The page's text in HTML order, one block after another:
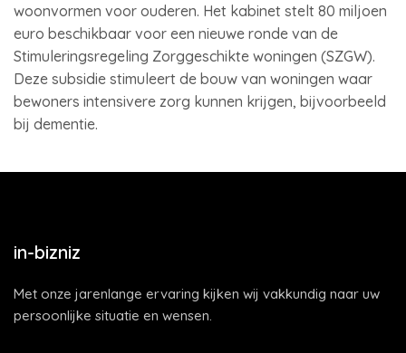
woonvormen voor ouderen. Het kabinet stelt 80 miljoen
euro beschikbaar voor een nieuwe ronde van de
Stimuleringsregeling Zorggeschikte woningen (SZGW).
Deze subsidie stimuleert de bouw van woningen waar
bewoners intensivere zorg kunnen krijgen, bijvoorbeeld
bij dementie.
in-bizniz
Met onze jarenlange ervaring kijken wij vakkundig naar uw
persoonlijke situatie en wensen.